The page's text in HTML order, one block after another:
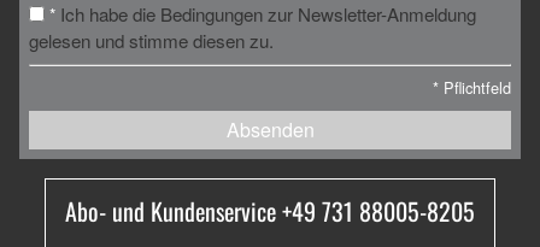
* Ich habe die Bedingungen zur Newsletter-Anmeldung
gelesen und stimme diesen zu.
* Pflichtfeld
Absenden
Abo- und Kundenservice +49 731 88005-8205